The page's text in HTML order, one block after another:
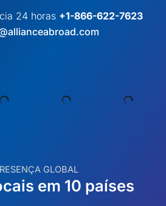
24 horas +1-866-622-7623
em 10 países